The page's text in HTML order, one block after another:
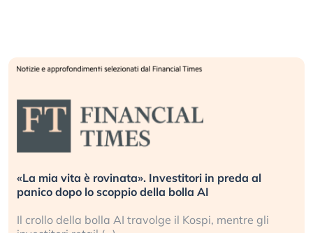
«La mia vita è rovinata». Investitori in preda al
panico dopo lo scoppio della bolla AI
Il crollo della bolla AI travolge il Kospi, mentre gli